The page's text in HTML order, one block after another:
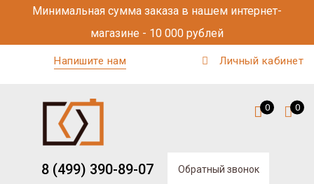
Минимальная сумма заказа в нашем интернет-
магазине - 10 000 рублей
Напишите нам Личный кабинет
8 (499) 390-89-07 Обратный звонок
0 0